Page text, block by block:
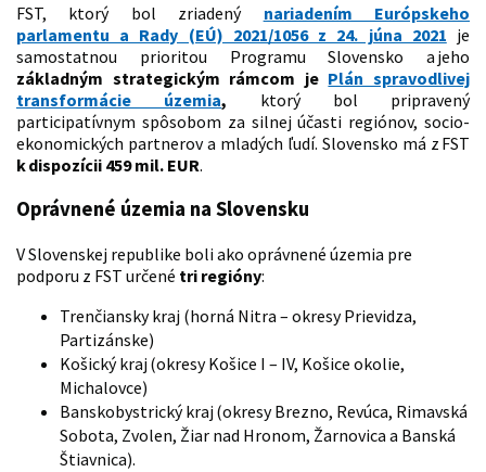
FST, ktorý bol zriadený nariadením Európskeho
parlamentu a Rady (EÚ) 2021/1056 z 24. júna 2021 je
samostatnou prioritou Programu Slovensko a jeho
základným strategickým rámcom je Plán spravodlivej
transformácie územia, ktorý bol pripravený
participatívnym spôsobom za silnej účasti regiónov, socio-
ekonomických partnerov a mladých ľudí. Slovensko má z FST
k dispozícii 459 mil. EUR.
Oprávnené územia na Slovensku
V Slovenskej republike boli ako oprávnené územia pre
podporu z FST určené tri regióny:
Trenčiansky kraj (horná Nitra – okresy Prievidza,
Partizánske)
Košický kraj (okresy Košice I – IV, Košice okolie,
Michalovce)
Banskobystrický kraj (okresy Brezno, Revúca, Rimavská
Sobota, Zvolen, Žiar nad Hronom, Žarnovica a Banská
Štiavnica).